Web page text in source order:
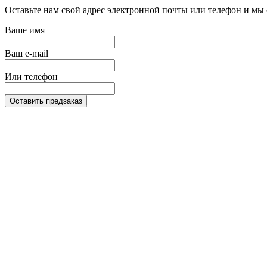
Оставьте нам свой адрес электронной почты или телефон и
Ваше имя
Ваш e-mail
Или телефон